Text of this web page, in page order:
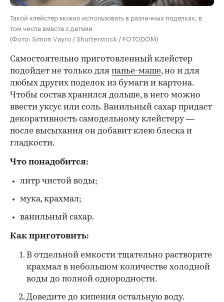
Такой клейстер можно использовать в различных поделках, в
том числе вместе с детьми
(Фото: Simon Vayro / Shutterstock / FOTODOM)
Самостоятельно приготовленный клейстер
подойдет не только для папье-маше, но и для
любых других поделок из бумаги и картона.
Чтобы состав хранился дольше, в него можно
ввести уксус или соль. Ванильный сахар придаст
декоративность самодельному клейстеру —
после высыхания он добавит клею блеска и
гладкости.
Что понадобится:
литр чистой воды;
мука, крахмал;
ванильный сахар.
Как приготовить:
В отдельной емкости тщательно растворите
крахмал в небольшом количестве холодной
воды до полной однородности.
Доведите до кипения остальную воду.